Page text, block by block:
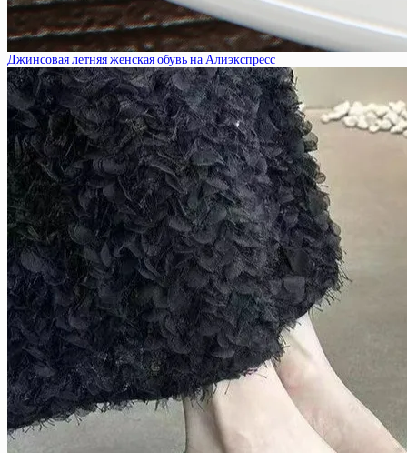
Джинсовая летняя женская обувь на Алиэкспресс